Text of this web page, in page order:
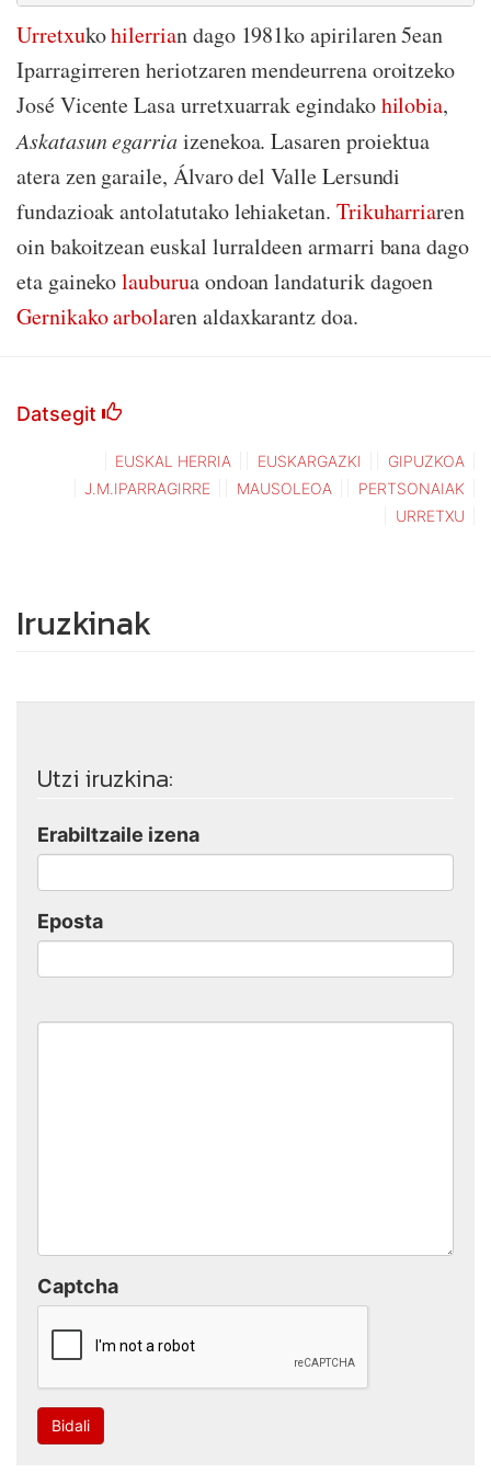
Urretxukohilerrian dago 1981ko apirilaren 5ean
Iparragirreren heriotzaren mendeurrena oroitzeko
José Vicente Lasa urretxuarrak egindakohilobia,
Askatasun egarriaizenekoa. Lasaren proiektua
atera zen garaile, Álvaro del Valle Lersundi
fundazioak antolatutako lehiaketan. Trikuharriaren
oin bakoitzean euskal lurraldeen armarri bana dago
eta gainekolauburua ondoan landaturik dagoen
Gernikako arbolaren aldaxkarantz doa.
Datsegit
EUSKAL HERRIA EUSKARGAZKI
GIPUZKOA
J.M.IPARRAGIRRE
MAUSOLEOA
PERTSONAIAK
URRETXU
Iruzkinak
Utzi iruzkina:
Erabiltzaile izena
Eposta
Captcha
Bidali